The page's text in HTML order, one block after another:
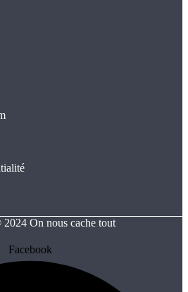
On nous cache tout
Facebook